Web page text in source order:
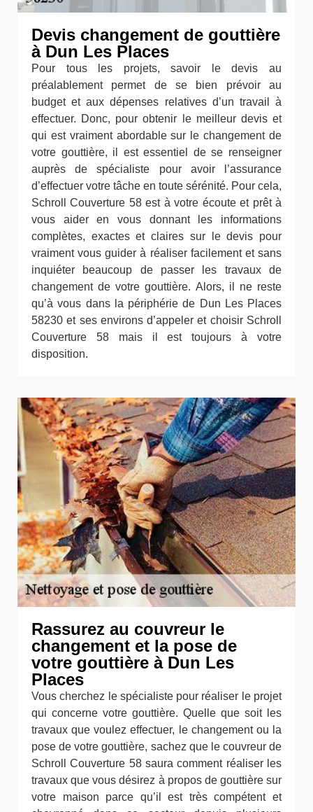
Devis changement de gouttière
à Dun Les Places
Pour tous les projets, savoir le devis au
préalablement permet de se bien prévoir au
budget et aux dépenses relatives d’un travail à
effectuer. Donc, pour obtenir le meilleur devis et
qui est vraiment abordable sur le changement de
votre gouttière, il est essentiel de se renseigner
auprès de spécialiste pour avoir l’assurance
d’effectuer votre tâche en toute sérénité. Pour cela,
Schroll Couverture 58 est à votre écoute et prêt à
vous aider en vous donnant les informations
complètes, exactes et claires sur le devis pour
vraiment vous guider à réaliser facilement et sans
inquiéter beaucoup de passer les travaux de
changement de votre gouttière. Alors, il ne reste
qu’à vous dans la périphérie de Dun Les Places
58230 et ses environs d’appeler et choisir Schroll
Couverture 58 mais il est toujours à votre
disposition.
Rassurez au couvreur le
changement et la pose de
votre gouttière à Dun Les
Places
Vous cherchez le spécialiste pour réaliser le projet
qui concerne votre gouttière. Quelle que soit les
travaux que voulez effectuer, le changement ou la
pose de votre gouttière, sachez que le couvreur de
Schroll Couverture 58 saura comment réaliser les
travaux que vous désirez à propos de gouttière sur
votre maison parce qu’il est très compétent et